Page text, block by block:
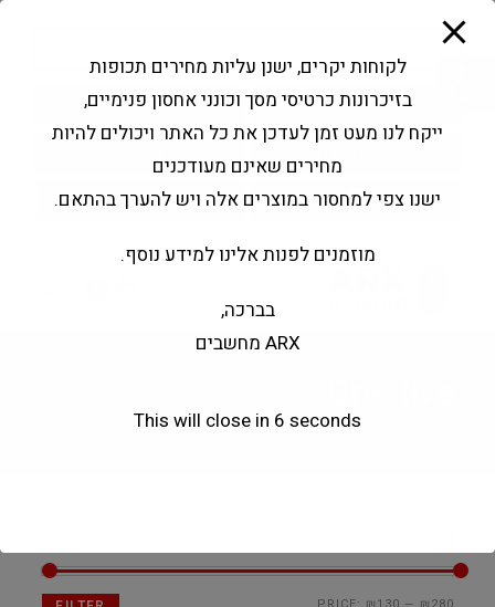
פתח סרגל נגישות
Products
search
החשבון שלי בקשה להצעה
Products
>
Creative
לקוחות יקרים, ישנן עליות מחירים תכופות
בזיכרונות כרטיסי מסך וכונני אחסון פנימיים,
ייקח לנו מעט זמן לעדכן את כל האתר ויכולים להיות
מחירים שאינם מעודכנים
ישנו צפי למחסור במוצרים אלה ויש להערך בהתאם.
מוזמנים לפנות אלינו למידע נוסף.
בברכה,
ARX מחשבים
This will close in 6 seconds